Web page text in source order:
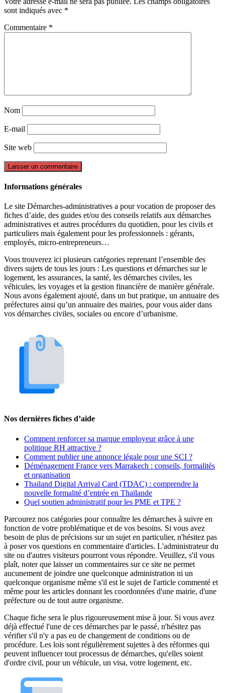
sont indiqués avec *
Commentaire *
Nom
E-mail
Site web
Informations générales
Le site Démarches-administratives a pour vocation de proposer des
fiches d’aide, des guides et/ou des conseils relatifs aux démarches
administratives et autres procédures du quotidien, pour les civils et
particuliers mais également pour les professionnels : gérants,
employés, micro-entrepreneurs…
Vous trouverez ici plusieurs catégories reprenant l’ensemble des
divers sujets de tous les jours : Les questions et démarches sur le
logement, les assurances, la santé, les démarches civiles, les
véhicules, les voyages et la gestion financière de manière générale.
Nous avons également ajouté, dans un but pratique, un annuaire des
préfectures ainsi qu’un annuaire des mairies, pour vous aider dans
vos démarches civiles, sociales ou encore d’urbanisme.
Nos dernières fiches d’aide
Comment renforcer sa marque employeur grâce à une
politique RH attractive ?
Comment publier une annonce légale pour une SCI ?
Déménagement France vers Marrakech : conseils, formalités
et organisation
Thailand Digital Arrival Card (TDAC) : comprendre la
nouvelle formalité d’entrée en Thaïlande
Quel soutien administratif pour les PME et TPE ?
Parcourez nos catégories pour connaître les démarches à suivre en
fonction de votre problématique et de vos besoins. Si vous avez
besoin de plus de précisions sur un sujet en particulier, n'hésitez pas
à poser vos questions en commentaire d'articles. L'administrateur du
site ou d'autres visiteurs pourront vous répondre. Veuillez, s'il vous
plaît, noter que laisser un commentaires sur ce site ne permet
aucunement de joindre une quelconque administration ni un
quelconque organisme même s'il est le sujet de l'article commenté et
même pour les articles donnant les coordonnées d'une mairie, d'une
préfecture ou de tout autre organisme.
Chaque fiche sera le plus rigoureusement mise à jour. Si vous avez
déjà effectué l'une de ces démarches par le passé, n'hésitez pas
vérifier s'il n'y a pas eu de changement de conditions ou de
procédure. Les lois sont régulièrement sujettes à des réformes qui
peuvent influencer tout processus de démarches, qu'elles soient
d'ordre civil, pour un véhicule, un visa, votre logement, etc.